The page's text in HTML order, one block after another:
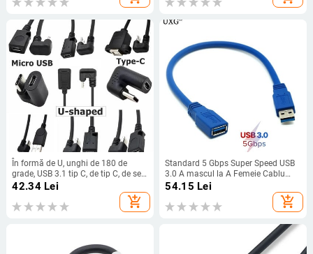
În formă de U, unghi de 180 de
grade, USB 3.1 tip C, de tip C, de sex
masculin, la femelă, Micro Mini
Type-C, USB, otg, USB-C, cablu
adaptor pentru convertizor de date
42.34Lei
add_shopping_cart
Standard 5 Gbps Super Speed USB
3.0 A mascul la A Femeie Cablu
scurt prelungitor 0,3 m Albastru 30
54.15 Lei
add_shopping_cart